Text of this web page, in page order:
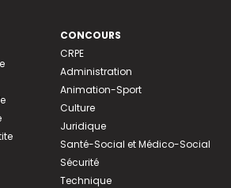
CONCOURS
CRPE
Administration
Animation-Sport
Culture
Juridique
Santé-Social et Médico-Social
Sécurité
Technique